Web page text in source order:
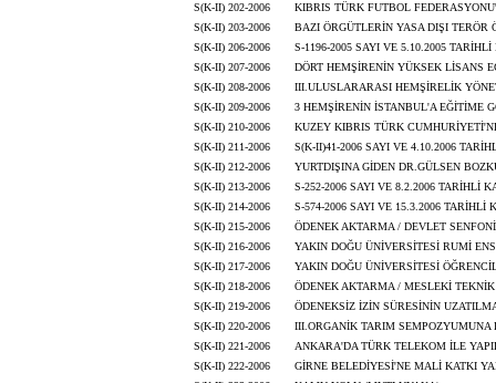
S(K-II) 202-2006
KIBRIS TÜRK FUTBOL
S(K-II) 203-2006
BAZI ÖRGÜTLERİN YASA DIŞI TERÖR
S(K-II) 206-2006
S-1196-2005 SAYI VE 5.10.2005
S(K-II) 207-2006
DÖRT HEMŞİRENİN YÜKSEK LİSANS
S(K-II) 208-2006
III.ULUSLARARASI HEMŞİRELİK
S(K-II) 209-2006
3 HEMŞİRENİN İSTANBUL'A EĞİTİME
S(K-II) 210-2006
KUZEY KIBRIS TÜRK
S(K-II) 211-2006
S(K-II)41-2006 SAYI VE 4.10.2006
S(K-II) 212-2006
YURTDIŞINA GİDEN DR.GÜLSEN
S(K-II) 213-2006
S-252-2006 SAYI VE 8.2.2006 TARİHLİ
S(K-II) 214-2006
S-574-2006 SAYI VE 15.3.2006 TARİHLİ
S(K-II) 215-2006
ÖDENEK AKTARMA / DEVLET
S(K-II) 216-2006
YAKIN DOĞU ÜNİVERSİTESİ RUMİ
S(K-II) 217-2006
YAKIN DOĞU ÜNİVERSİTESİ
S(K-II) 218-2006
ÖDENEK AKTARMA / MESLEKİ
S(K-II) 219-2006
ÖDENEKSİZ İZİN SÜRESİNİN
S(K-II) 220-2006
III.ORGANİK TARIM SEMPOZYUMUNA
S(K-II) 221-2006
ANKARA'DA TÜRK TELEKOM İLE
S(K-II) 222-2006
GİRNE BELEDİYESİ'NE MALİ KATKI